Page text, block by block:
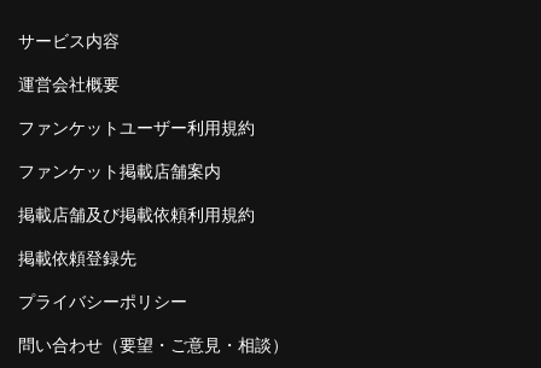
サービス内容
運営会社概要
ファンケットユーザー利用規約
ファンケット掲載店舗案内
掲載店舗及び掲載依頼利用規約
掲載依頼登録先
プライバシーポリシー
問い合わせ（要望・ご意見・相談）